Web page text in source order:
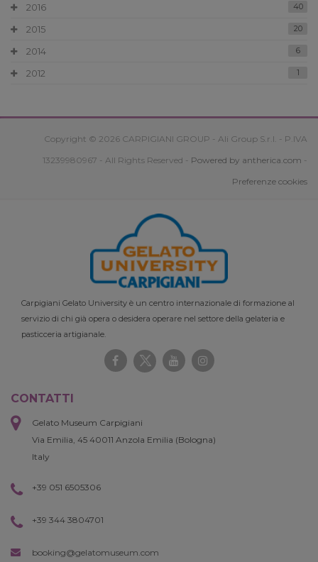
2016 40
2015 20
2014 6
2012 1
Copyright © 2026 CARPIGIANI GROUP - Ali Group S.r.l. - P.IVA
13239980967 - All Rights Reserved - Powered by antherica.com -
Preferenze cookies
Carpigiani Gelato University è un centro internazionale di formazione al
servizio di chi già opera o desidera operare nel settore della gelateria e
pasticceria artigianale.
CONTATTI
Gelato Museum Carpigiani
Via Emilia, 45 40011 Anzola Emilia (Bologna)
Italy
+39 051 6505306
+39 344 3804701
booking@gelatomuseum.com